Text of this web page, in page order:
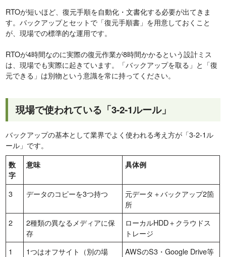
RTOが短いほど、復元手順を自動化・文書化する必要が出てきま
す。バックアップとセットで「復元手順書」を用意しておくこと
が、現場での標準的な運用です。
RTOが4時間なのに実際の復元作業が8時間かかるという設計ミス
は、現場でも実際に起きています。「バックアップを取る」と「復
元できる」は別物という意識を常に持ってください。
現場で使われている「3-2-1ルール」
バックアップの基本として業界でよく使われる考え方が「3-2-1ル
ール」です。
数
字
意味 具体例
3 データのコピーを3つ持つ
元データ＋バックアップ2箇
所
2
2種類の異なるメディアに保
存
ローカルHDD＋クラウドス
トレージ
1
1つはオフサイト（別の場
AWSのS3・Google Drive等